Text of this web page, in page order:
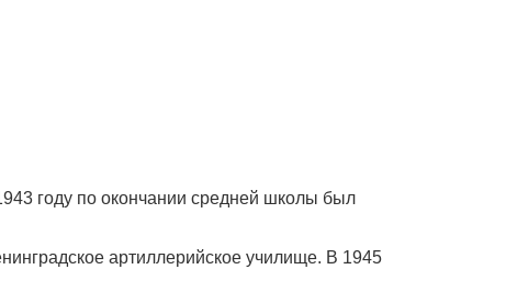
году по окончании средней школы был
артиллерийское училище. В 1945